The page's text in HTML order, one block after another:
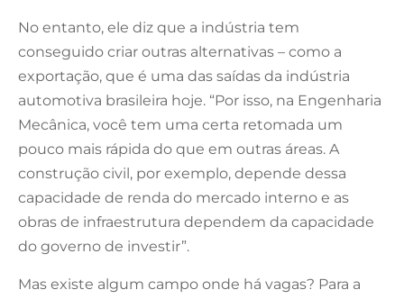
No entanto, ele diz que a indústria tem
conseguido criar outras alternativas – como a
exportação, que é uma das saídas da indústria
automotiva brasileira hoje. “Por isso, na Engenharia
Mecânica, você tem uma certa retomada um
pouco mais rápida do que em outras áreas. A
construção civil, por exemplo, depende dessa
capacidade de renda do mercado interno e as
obras de infraestrutura dependem da capacidade
do governo de investir”.
Mas existe algum campo onde há vagas? Para a